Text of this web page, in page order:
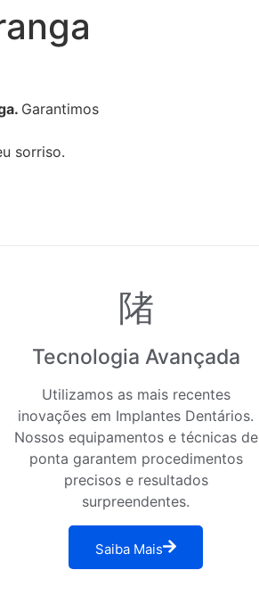
Garantimos
sorriso.
Tecnologia Avançada
Utilizamos as mais recentes
inovações em Implantes Dentários.
Nossos equipamentos e técnicas de
ponta garantem procedimentos
precisos e resultados
surpreendentes.
Saiba Mais